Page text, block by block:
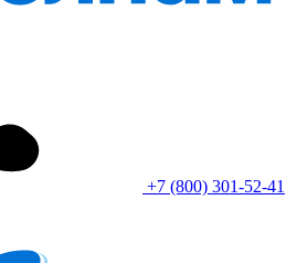
+7 (800) 301-52-41